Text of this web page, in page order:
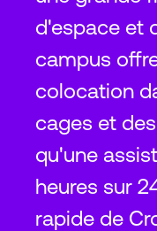
d'espace et
campus
colocation
cages et
qu'une
heures sur
rapide de